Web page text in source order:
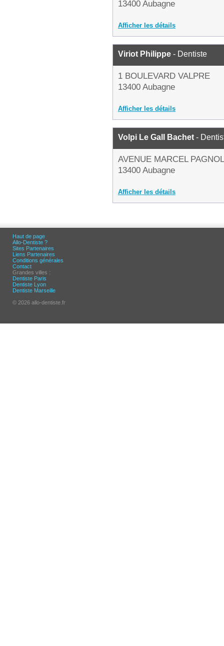
13400 Aubagne
Afficher les détails
Viriot Philippe - Dentiste
1 BOULEVARD VALPRE
13400 Aubagne
Afficher les détails
Volpi Le Gall Bachet -
AVENUE MARCEL PAGNOL
13400 Aubagne
Afficher les détails
Haut de page
Allo-Dentiste ?
Sites Partenaires
Liens Partenaires
Conditions générales
Contact
Grandes villes :
Dentiste Paris
Dentiste Lyon
Dentiste Marseille
© 2026 allo-dentiste.fr